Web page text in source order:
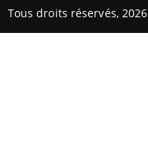
Tous droits réservés, 2026